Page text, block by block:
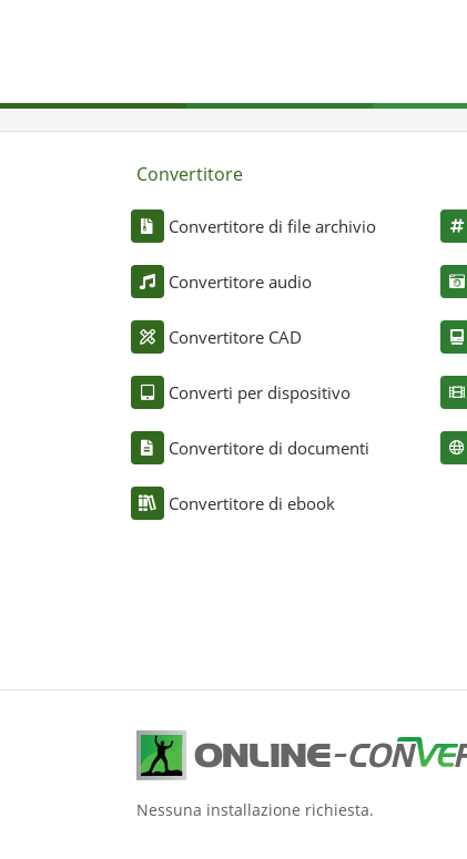
Convertitore
Convertitore di file archivio
Convertitore audio
Convertitore CAD
Converti per dispositivo
Convertitore di documenti
Convertitore di ebook
Nessuna installazione richiesta.